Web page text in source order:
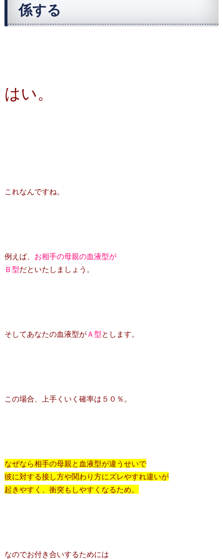
係する
はい。
これなんですね。
例えば、 お相手の母親の血液型が
Ｂ型だといたしましょう。
そしてあなたの血液型がＡ型とします。
この場合、上手くいく確率は５０％。
なぜなら相手の母親と血液型が違うせいで
彼に対する接し方や関わり方にズレやすれ違いが
起きやすく、衝突もしやすくなるため。
なのでお付き合いするためには